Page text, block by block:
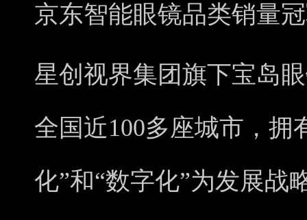
京东智能眼镜品类销量
星创视界集团旗下宝岛
全国近100多座城市，拥
化”和“数字化”为发展战